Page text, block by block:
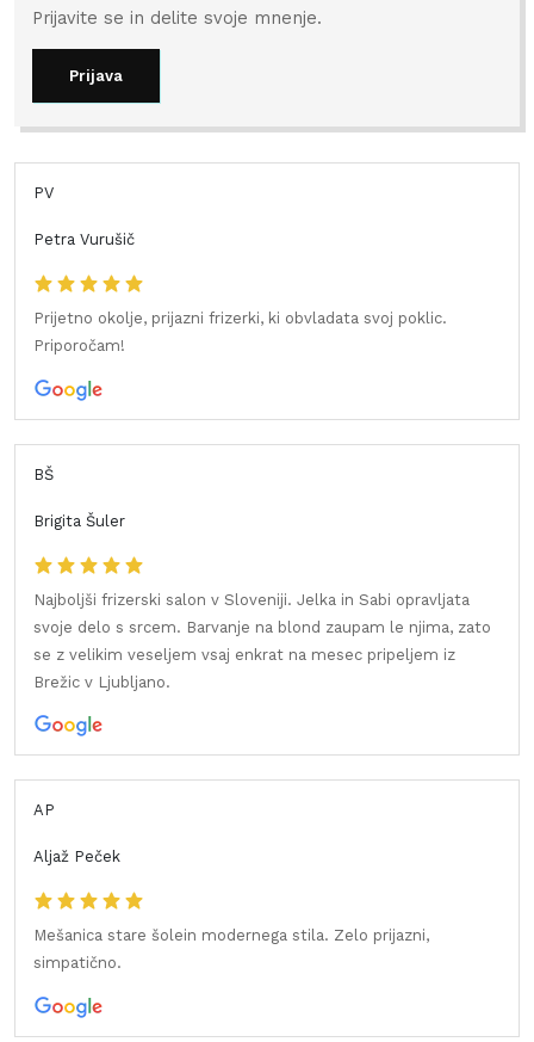
Prijavite se in delite svoje mnenje.
Prijava
PV
Petra Vurušič
Prijetno okolje, prijazni frizerki, ki obvladata svoj poklic.
Priporočam!
BŠ
Brigita Šuler
Najboljši frizerski salon v Sloveniji. Jelka in Sabi opravljata
svoje delo s srcem. Barvanje na blond zaupam le njima, zato
se z velikim veseljem vsaj enkrat na mesec pripeljem iz
Brežic v Ljubljano.
AP
Aljaž Peček
Mešanica stare šolein modernega stila. Zelo prijazni,
simpatično.